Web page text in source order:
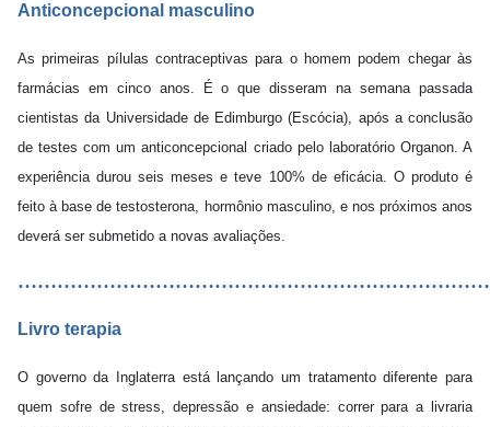
Anticoncepcional masculino
As primeiras pílulas contraceptivas para o homem podem chegar às
farmácias em cinco anos. É o que disseram na semana passada
cientistas da Universidade de Edimburgo (Escócia), após a conclusão
de testes com um anticoncepcional criado pelo laboratório Organon. A
experiência durou seis meses e teve 100% de eficácia. O produto é
feito à base de testosterona, hormônio masculino, e nos próximos anos
deverá ser submetido a novas avaliações.
Livro terapia
O governo da Inglaterra está lançando um tratamento diferente para
quem sofre de stress, depressão e ansiedade: correr para a livraria